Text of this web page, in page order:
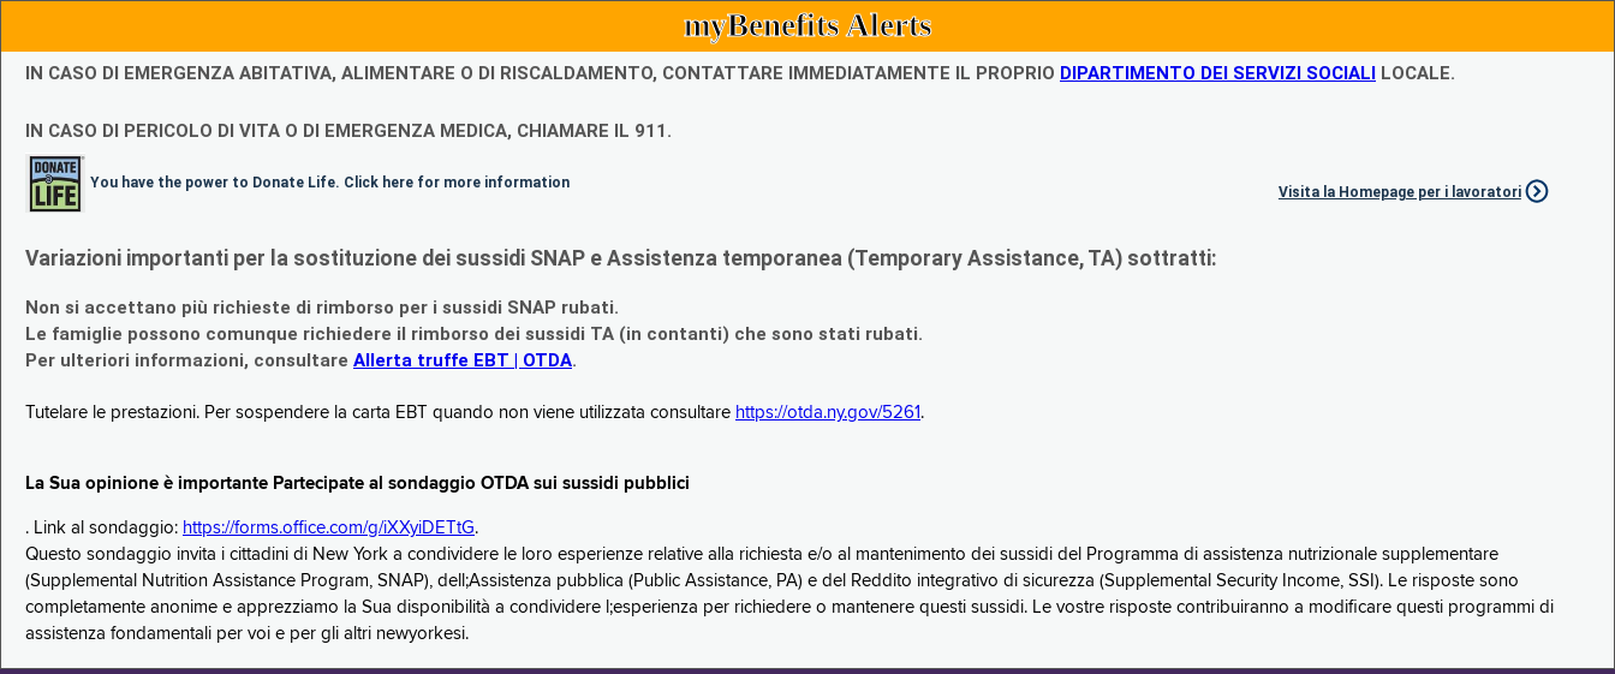
myBenefits Alerts
IN CASO DI EMERGENZA ABITATIVA, ALIMENTARE O DI RISCALDAMENTO, CONTATTARE IMMEDIATAMENTE IL PROPRIO DIPARTIMENTO DEI SERVIZI SOCIALI LOCALE.
IN CASO DI PERICOLO DI VITA O DI EMERGENZA MEDICA, CHIAMARE IL 911.
You have the power to Donate Life. Click here for more information
Visita la Homepage per i lavoratori
Variazioni importanti per la sostituzione dei sussidi SNAP e Assistenza temporanea (Temporary Assistance, TA) sottratti:
Non si accettano più richieste di rimborso per i sussidi SNAP rubati.
Le famiglie possono comunque richiedere il rimborso dei sussidi TA (in contanti) che sono stati rubati.
Per ulteriori informazioni, consultare Allerta truffe EBT | OTDA.
Tutelare le prestazioni. Per sospendere la carta EBT quando non viene utilizzata consultare https://otda.ny.gov/5261 .
La Sua opinione è importante Partecipate al sondaggio OTDA sui sussidi pubblici
. Link al sondaggio: https://forms.office.com/g/iXXyiDETtG.
Questo sondaggio invita i cittadini di New York a condividere le loro esperienze relative alla richiesta e/o al mantenimento dei sussidi del Programma di assistenza nutrizionale supplementare
(Supplemental Nutrition Assistance Program, SNAP), dell;Assistenza pubblica (Public Assistance, PA) e del Reddito integrativo di sicurezza (Supplemental Security Income, SSI). Le risposte sono
completamente anonime e apprezziamo la Sua disponibilità a condividere l;esperienza per richiedere o mantenere questi sussidi. Le vostre risposte contribuiranno a modificare questi programmi di
assistenza fondamentali per voi e per gli altri newyorkesi.